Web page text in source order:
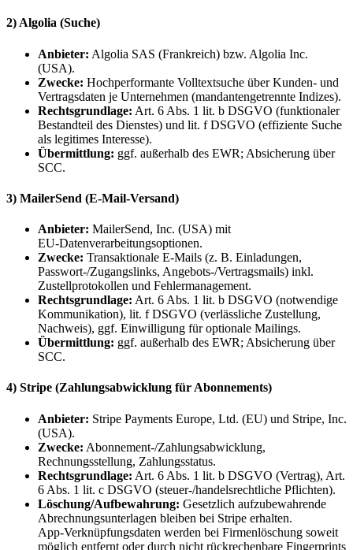
2) Algolia (Suche)
Anbieter: Algolia SAS (Frankreich) bzw. Algolia Inc.
(USA).
Zwecke: Hochperformante Volltextsuche über Kunden‑ und
Vertragsdaten je Unternehmen (mandantengetrennte Indizes).
Rechtsgrundlage: Art. 6 Abs. 1 lit. b DSGVO (funktionaler
Bestandteil des Dienstes) und lit. f DSGVO (effiziente Suche
als legitimes Interesse).
Übermittlung: ggf. außerhalb des EWR; Absicherung über
SCC.
3) MailerSend (E‑Mail‑Versand)
Anbieter: MailerSend, Inc. (USA) mit
EU‑Datenverarbeitungsoptionen.
Zwecke: Transaktionale E‑Mails (z. B. Einladungen,
Passwort‑/Zugangslinks, Angebots‑/Vertragsmails) inkl.
Zustellprotokollen und Fehlermanagement.
Rechtsgrundlage: Art. 6 Abs. 1 lit. b DSGVO (notwendige
Kommunikation), lit. f DSGVO (verlässliche Zustellung,
Nachweis), ggf. Einwilligung für optionale Mailings.
Übermittlung: ggf. außerhalb des EWR; Absicherung über
SCC.
4) Stripe (Zahlungsabwicklung für Abonnements)
Anbieter: Stripe Payments Europe, Ltd. (EU) und Stripe, Inc.
(USA).
Zwecke: Abonnement‑/Zahlungsabwicklung,
Rechnungsstellung, Zahlungsstatus.
Rechtsgrundlage: Art. 6 Abs. 1 lit. b DSGVO (Vertrag), Art.
6 Abs. 1 lit. c DSGVO (steuer‑/handelsrechtliche Pflichten).
Löschung/Aufbewahrung: Gesetzlich aufzubewahrende
Abrechnungsunterlagen bleiben bei Stripe erhalten.
App‑Verknüpfungsdaten werden bei Firmenlöschung soweit
möglich entfernt oder durch nicht rückrechenbare Fingerprints